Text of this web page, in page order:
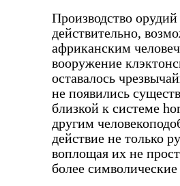
Производство
действительно,
африканским
вооружение
оставалось
не появились
близкой к системе
другим
действие не только
воплощая их не
более